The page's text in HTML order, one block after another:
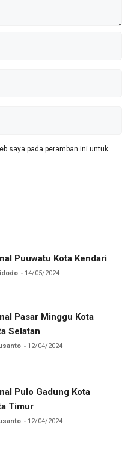
saya pada peramban ini untuk
Puuwatu Kota Kendari
14/05/2024
Pasar Minggu Kota
Selatan
12/04/2024
Pulo Gadung Kota
Timur
12/04/2024